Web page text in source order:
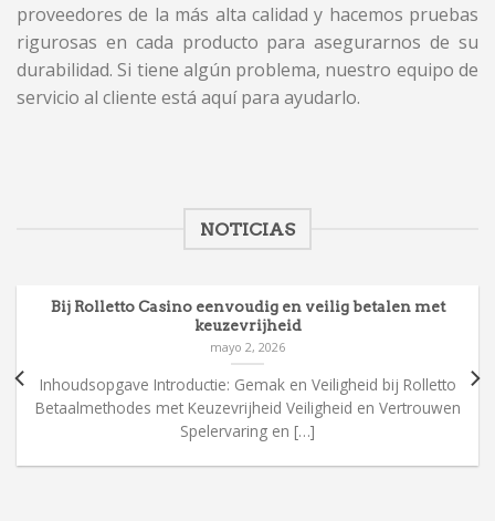
proveedores de la más alta calidad y hacemos pruebas
rigurosas en cada producto para asegurarnos de su
durabilidad. Si tiene algún problema, nuestro equipo de
servicio al cliente está aquí para ayudarlo.
NOTICIAS
Bij Rolletto Casino eenvoudig en veilig betalen met
keuzevrijheid
mayo 2, 2026
Inhoudsopgave Introductie: Gemak en Veiligheid bij Rolletto
Betaalmethodes met Keuzevrijheid Veiligheid en Vertrouwen
Spelervaring en […]